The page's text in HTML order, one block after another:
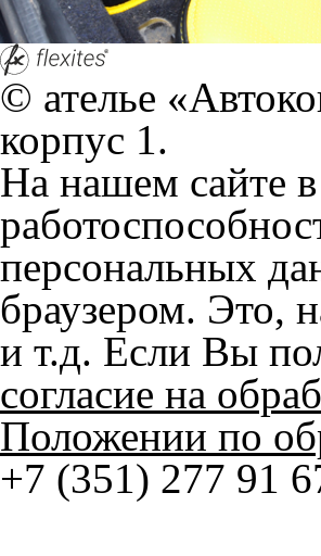
© ателье
корпус 1.
На нашем сайте
персональных
браузером. Это,
и т.д. Если Вы
согласие на
Положении по
+7 (351) 277 91